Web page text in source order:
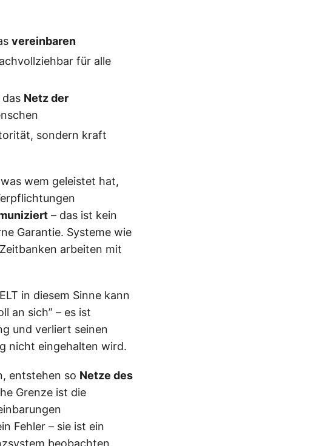
vereinbaren
für alle
das Netz der
sondern kraft
wem geleistet hat,
– das ist kein
Garantie. Systeme wie
arbeiten mit
in diesem Sinne kann
an sich” – es ist
und verliert seinen
nicht eingehalten wird.
entstehen so Netze des
Grenze ist die
Fehler – sie ist ein
beobachten.